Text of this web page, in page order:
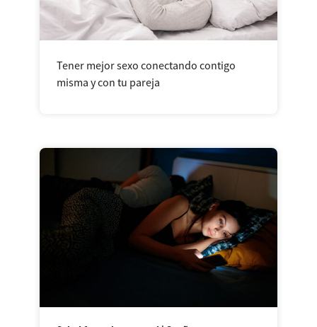
Tener mejor sexo conectando contigo
misma y con tu pareja